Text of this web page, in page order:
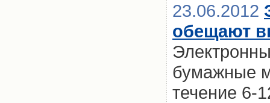
23.06.2012
обещают
бумажные
течение 6-